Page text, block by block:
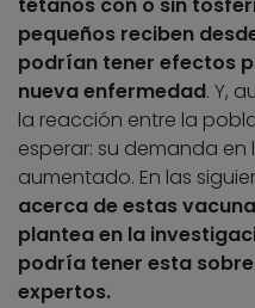
tétanos con o sin
pequeños reciben
podrían tener efectos
nueva enfermedad. Y,
la reacción entre la
esperar: su demanda
aumentado. En las
acerca de estas
plantea en la
podría tener esta
expertos.